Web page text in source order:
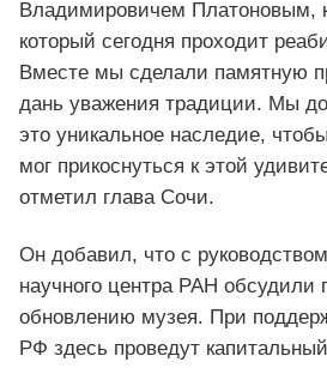
Владимировичем Платоновым,
который сегодня проходит
Вместе мы сделали памятную
дань уважения традиции. Мы
это уникальное наследие,
мог прикоснуться к этой
отметил глава Сочи.
Он добавил, что с
научного центра РАН обсудили
обновлению музея. При
РФ здесь проведут